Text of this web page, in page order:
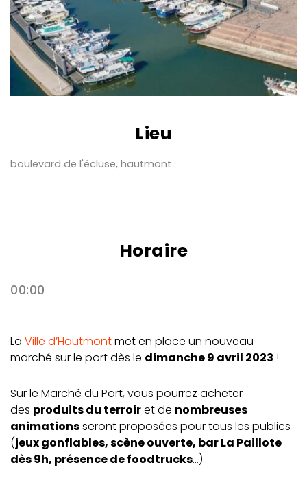
Lieu
boulevard de l'écluse, hautmont
Horaire
00:00
La Ville d’Hautmontmet en place un nouveau
marché sur le port dès le dimanche 9 avril 2023 !
Sur le Marché du Port, vous pourrez acheter
des produits du terroiret de nombreuses
animationsseront proposées pour tous les publics
(jeux gonflables, scène ouverte, bar La Paillote
dès 9h, présence de foodtrucks…).